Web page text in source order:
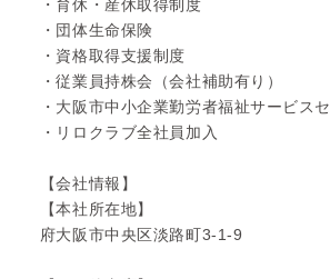
・育休・産休取得制度
・団体生命保険
・資格取得支援制度
・従業員持株会（会社補助有り）
・大阪市中小企業勤労者福祉サービス
・リロクラブ全社員加入
【会社情報】
【本社所在地】
府大阪市中央区淡路町3-1-9